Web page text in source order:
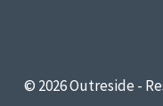
© 2026 Outreside -